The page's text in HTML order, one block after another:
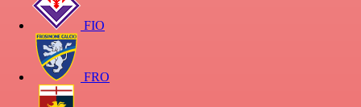
FIO
FRO